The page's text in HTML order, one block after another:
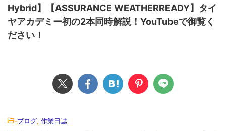
Hybrid】【ASSURANCE WEATHERREADY】タイ
ヤアカデミー初の2本同時解説！YouTubeで御覧く
ださい！
-ブログ, 作業日誌